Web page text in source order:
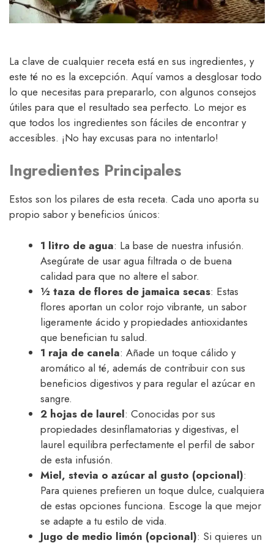
La clave de cualquier receta está en sus ingredientes, y
este té no es la excepción. Aquí vamos a desglosar todo
lo que necesitas para prepararlo, con algunos consejos
útiles para que el resultado sea perfecto. Lo mejor es
que todos los ingredientes son fáciles de encontrar y
accesibles. ¡No hay excusas para no intentarlo!
Ingredientes Principales
Estos son los pilares de esta receta. Cada uno aporta su
propio sabor y beneficios únicos:
1 litro de agua: La base de nuestra infusión.
Asegúrate de usar agua filtrada o de buena
calidad para que no altere el sabor.
½ taza de flores de jamaica secas: Estas
flores aportan un color rojo vibrante, un sabor
ligeramente ácido y propiedades antioxidantes
que benefician tu salud.
1 raja de canela: Añade un toque cálido y
aromático al té, además de contribuir con sus
beneficios digestivos y para regular el azúcar en
sangre.
2 hojas de laurel: Conocidas por sus
propiedades desinflamatorias y digestivas, el
laurel equilibra perfectamente el perfil de sabor
de esta infusión.
Miel, stevia o azúcar al gusto (opcional):
Para quienes prefieren un toque dulce, cualquiera
de estas opciones funciona. Escoge la que mejor
se adapte a tu estilo de vida.
Jugo de medio limón (opcional): Si quieres un